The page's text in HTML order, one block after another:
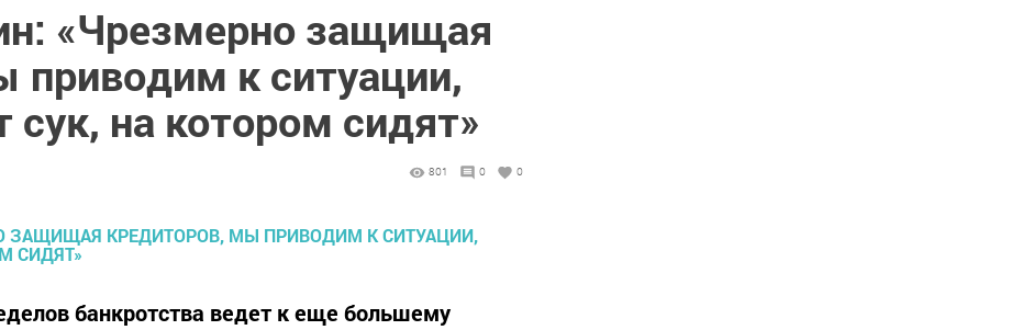
«Чрезмерно защищая
приводим к ситуации,
сук, на котором сидят»
801 0 0
банкротства ведет к еще большему